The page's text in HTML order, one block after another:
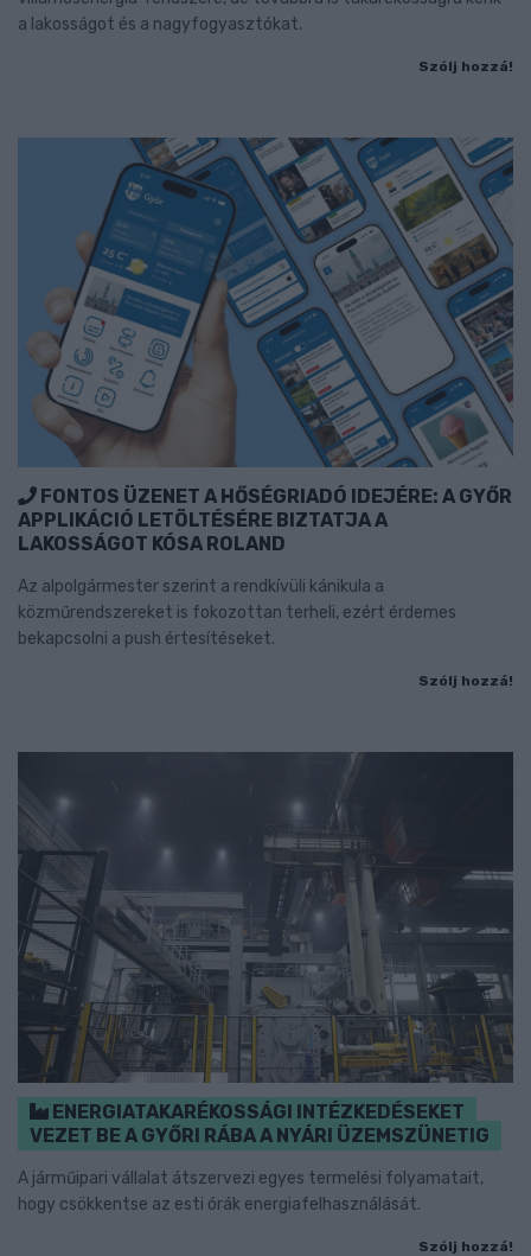
a lakosságot és a nagyfogyasztókat.
Szólj hozzá!
FONTOS ÜZENET A HŐSÉGRIADÓ IDEJÉRE: A GYŐR
APPLIKÁCIÓ LETÖLTÉSÉRE BIZTATJA A
LAKOSSÁGOT KÓSA ROLAND
Az alpolgármester szerint a rendkívüli kánikula a
közműrendszereket is fokozottan terheli, ezért érdemes
bekapcsolni a push értesítéseket.
Szólj hozzá!
ENERGIATAKARÉKOSSÁGI INTÉZKEDÉSEKET
VEZET BE A GYŐRI RÁBA A NYÁRI ÜZEMSZÜNETIG
A járműipari vállalat átszervezi egyes termelési folyamatait,
hogy csökkentse az esti órák energiafelhasználását.
Szólj hozzá!